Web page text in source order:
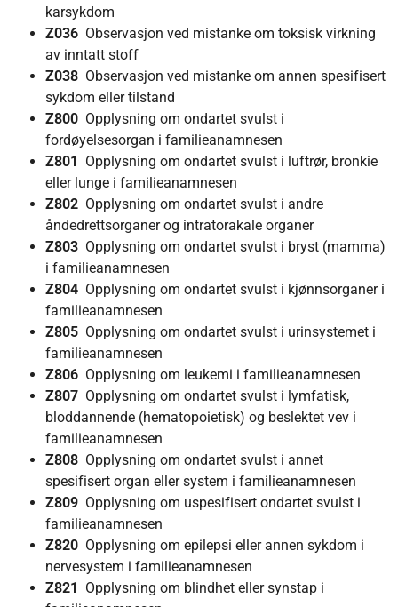
karsykdom
Z036 Observasjon ved mistanke om toksisk virkning
av inntatt stoff
Z038 Observasjon ved mistanke om annen spesifisert
sykdom eller tilstand
Z800 Opplysning om ondartet svulst i
fordøyelsesorgan i familieanamnesen
Z801 Opplysning om ondartet svulst i luftrør, bronkie
eller lunge i familieanamnesen
Z802 Opplysning om ondartet svulst i andre
åndedrettsorganer og intratorakale organer
Z803 Opplysning om ondartet svulst i bryst (mamma)
i familieanamnesen
Z804 Opplysning om ondartet svulst i kjønnsorganer i
familieanamnesen
Z805 Opplysning om ondartet svulst i urinsystemet i
familieanamnesen
Z806 Opplysning om leukemi i familieanamnesen
Z807 Opplysning om ondartet svulst i lymfatisk,
bloddannende (hematopoietisk) og beslektet vev i
familieanamnesen
Z808 Opplysning om ondartet svulst i annet
spesifisert organ eller system i familieanamnesen
Z809 Opplysning om uspesifisert ondartet svulst i
familieanamnesen
Z820 Opplysning om epilepsi eller annen sykdom i
nervesystem i familieanamnesen
Z821 Opplysning om blindhet eller synstap i